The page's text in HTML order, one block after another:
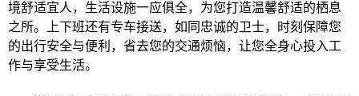
境舒适宜人，生活设施一应俱全，为您打造温馨舒适的栖息
之所。上下班还有专车接送，如同忠诚的卫士，时刻保障您
的出行安全与便利，省去您的交通烦恼，让您全身心投入工
作与享受生活。